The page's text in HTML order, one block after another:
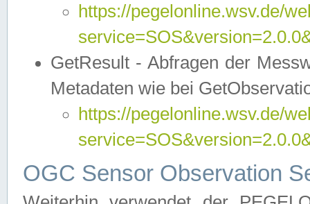
https://pegelonline.wsv.de/
GetResult - Abfragen der
Metadaten wie bei
https://pegelonline.wsv.de/
OGC Sensor Observation